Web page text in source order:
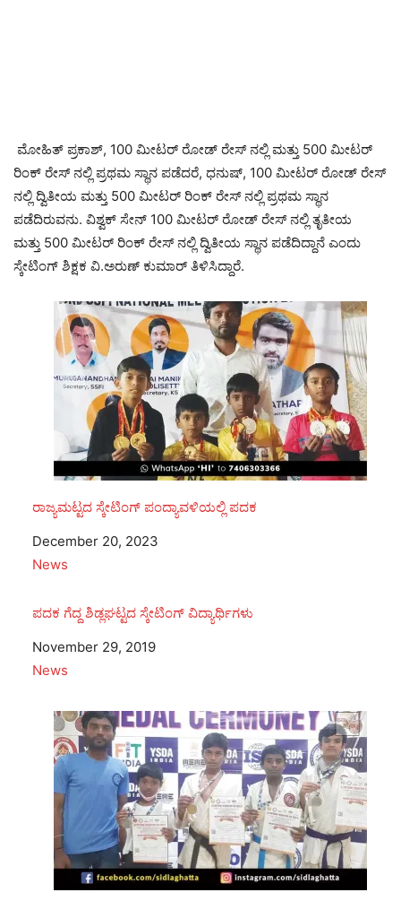
ಮೋಹಿತ್ ಪ್ರಕಾಶ್, 100 ಮೀಟರ್ ರೋಡ್ ರೇಸ್ ನಲ್ಲಿ ಮತ್ತು 500 ಮೀಟರ್
ರಿಂಕ್ ರೇಸ್ ನಲ್ಲಿ ಪ್ರಥಮ ಸ್ಥಾನ ಪಡೆದರೆ, ಧನುಷ್, 100 ಮೀಟರ್ ರೋಡ್ ರೇಸ್
ನಲ್ಲಿ ದ್ವಿತೀಯ ಮತ್ತು 500 ಮೀಟರ್ ರಿಂಕ್ ರೇಸ್ ನಲ್ಲಿ ಪ್ರಥಮ ಸ್ಥಾನ
ಪಡೆದಿರುವನು. ವಿಶ್ವಕ್ ಸೇನ್ 100 ಮೀಟರ್ ರೋಡ್ ರೇಸ್ ನಲ್ಲಿ ತೃತೀಯ
ಮತ್ತು 500 ಮೀಟರ್ ರಿಂಕ್ ರೇಸ್ ನಲ್ಲಿ ದ್ವಿತೀಯ ಸ್ಥಾನ ಪಡೆದಿದ್ದಾನೆ ಎಂದು
ಸ್ಕೇಟಿಂಗ್ ಶಿಕ್ಷಕ ವಿ.ಅರುಣ್ ಕುಮಾರ್ ತಿಳಿಸಿದ್ದಾರೆ.
ರಾಜ್ಯಮಟ್ಟದ ಸ್ಕೇಟಿಂಗ್ ಪಂದ್ಯಾವಳಿಯಲ್ಲಿ ಪದಕ
Date
December 20, 2023
In relation to
News
ಪದಕ ಗೆದ್ದ ಶಿಡ್ಲಘಟ್ಟದ ಸ್ಕೇಟಿಂಗ್ ವಿದ್ಯಾರ್ಥಿಗಳು
Date
November 29, 2019
In relation to
News